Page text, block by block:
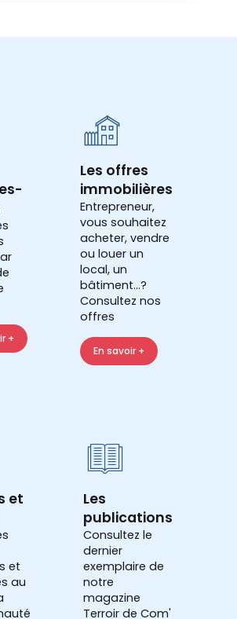
+
Les offres
immobilières
Entrepreneur,
vous souhaitez
acheter, vendre
ou louer un
local, un
bâtiment...?
Consultez nos
offres
En savoir +
et
et
au
Les
publications
Consultez le
dernier
exemplaire de
notre
magazine
Terroir de Com'